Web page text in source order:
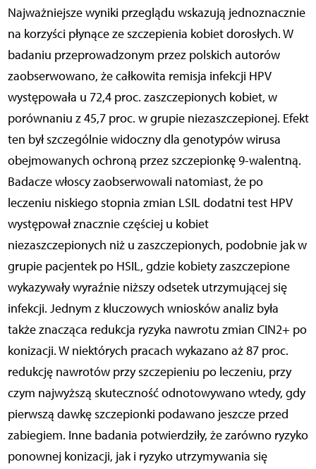
Najważniejsze wyniki przeglądu wskazują jednoznacznie
na korzyści płynące ze szczepienia kobiet dorosłych. W
badaniu przeprowadzonym przez polskich autorów
zaobserwowano, że całkowita remisja infekcji HPV
występowała u 72,4 proc. zaszczepionych kobiet, w
porównaniu z 45,7 proc. w grupie niezaszczepionej. Efekt
ten był szczególnie widoczny dla genotypów wirusa
obejmowanych ochroną przez szczepionkę 9-walentną.
Badacze włoscy zaobserwowali natomiast, że po
leczeniu niskiego stopnia zmian LSIL dodatni test HPV
występował znacznie częściej u kobiet
niezaszczepionych niż u zaszczepionych, podobnie jak w
grupie pacjentek po HSIL, gdzie kobiety zaszczepione
wykazywały wyraźnie niższy odsetek utrzymującej się
infekcji. Jednym z kluczowych wniosków analiz była
także znacząca redukcja ryzyka nawrotu zmian CIN2+ po
konizacji. W niektórych pracach wykazano aż 87 proc.
redukcję nawrotów przy szczepieniu po leczeniu, przy
czym najwyższą skuteczność odnotowywano wtedy, gdy
pierwszą dawkę szczepionki podawano jeszcze przed
zabiegiem. Inne badania potwierdziły, że zarówno ryzyko
ponownej konizacji, jak i ryzyko utrzymywania się